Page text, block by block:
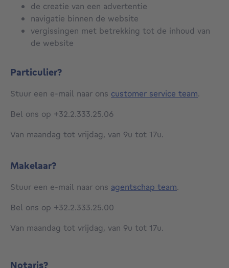
de creatie van een advertentie
navigatie binnen de website
vergissingen met betrekking tot de inhoud van
de website
Particulier?
Stuur een e-mail naar ons customer service team.
Bel ons op +32.2.333.25.06
Van maandag tot vrijdag, van 9u tot 17u.
Makelaar?
Stuur een e-mail naar ons agentschap team.
Bel ons op +32.2.333.25.00
Van maandag tot vrijdag, van 9u tot 17u.
Notaris?